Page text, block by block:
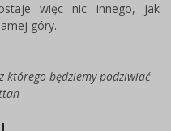
więc nic innego, jak
góry.
którego będziemy podziwiać